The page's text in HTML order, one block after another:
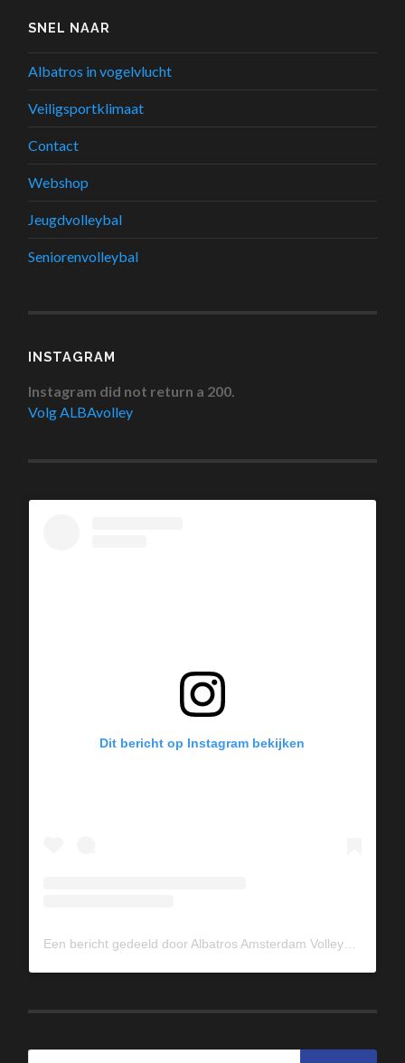
SNEL NAAR
Albatros in vogelvlucht
Veiligsportklimaat
Contact
Webshop
Jeugdvolleybal
Seniorenvolleybal
INSTAGRAM
Instagram did not return a 200.
Volg ALBAvolley
Dit bericht op Instagram bekijken
Een bericht gedeeld door Albatros Amsterdam Volleybal (@albavolley)